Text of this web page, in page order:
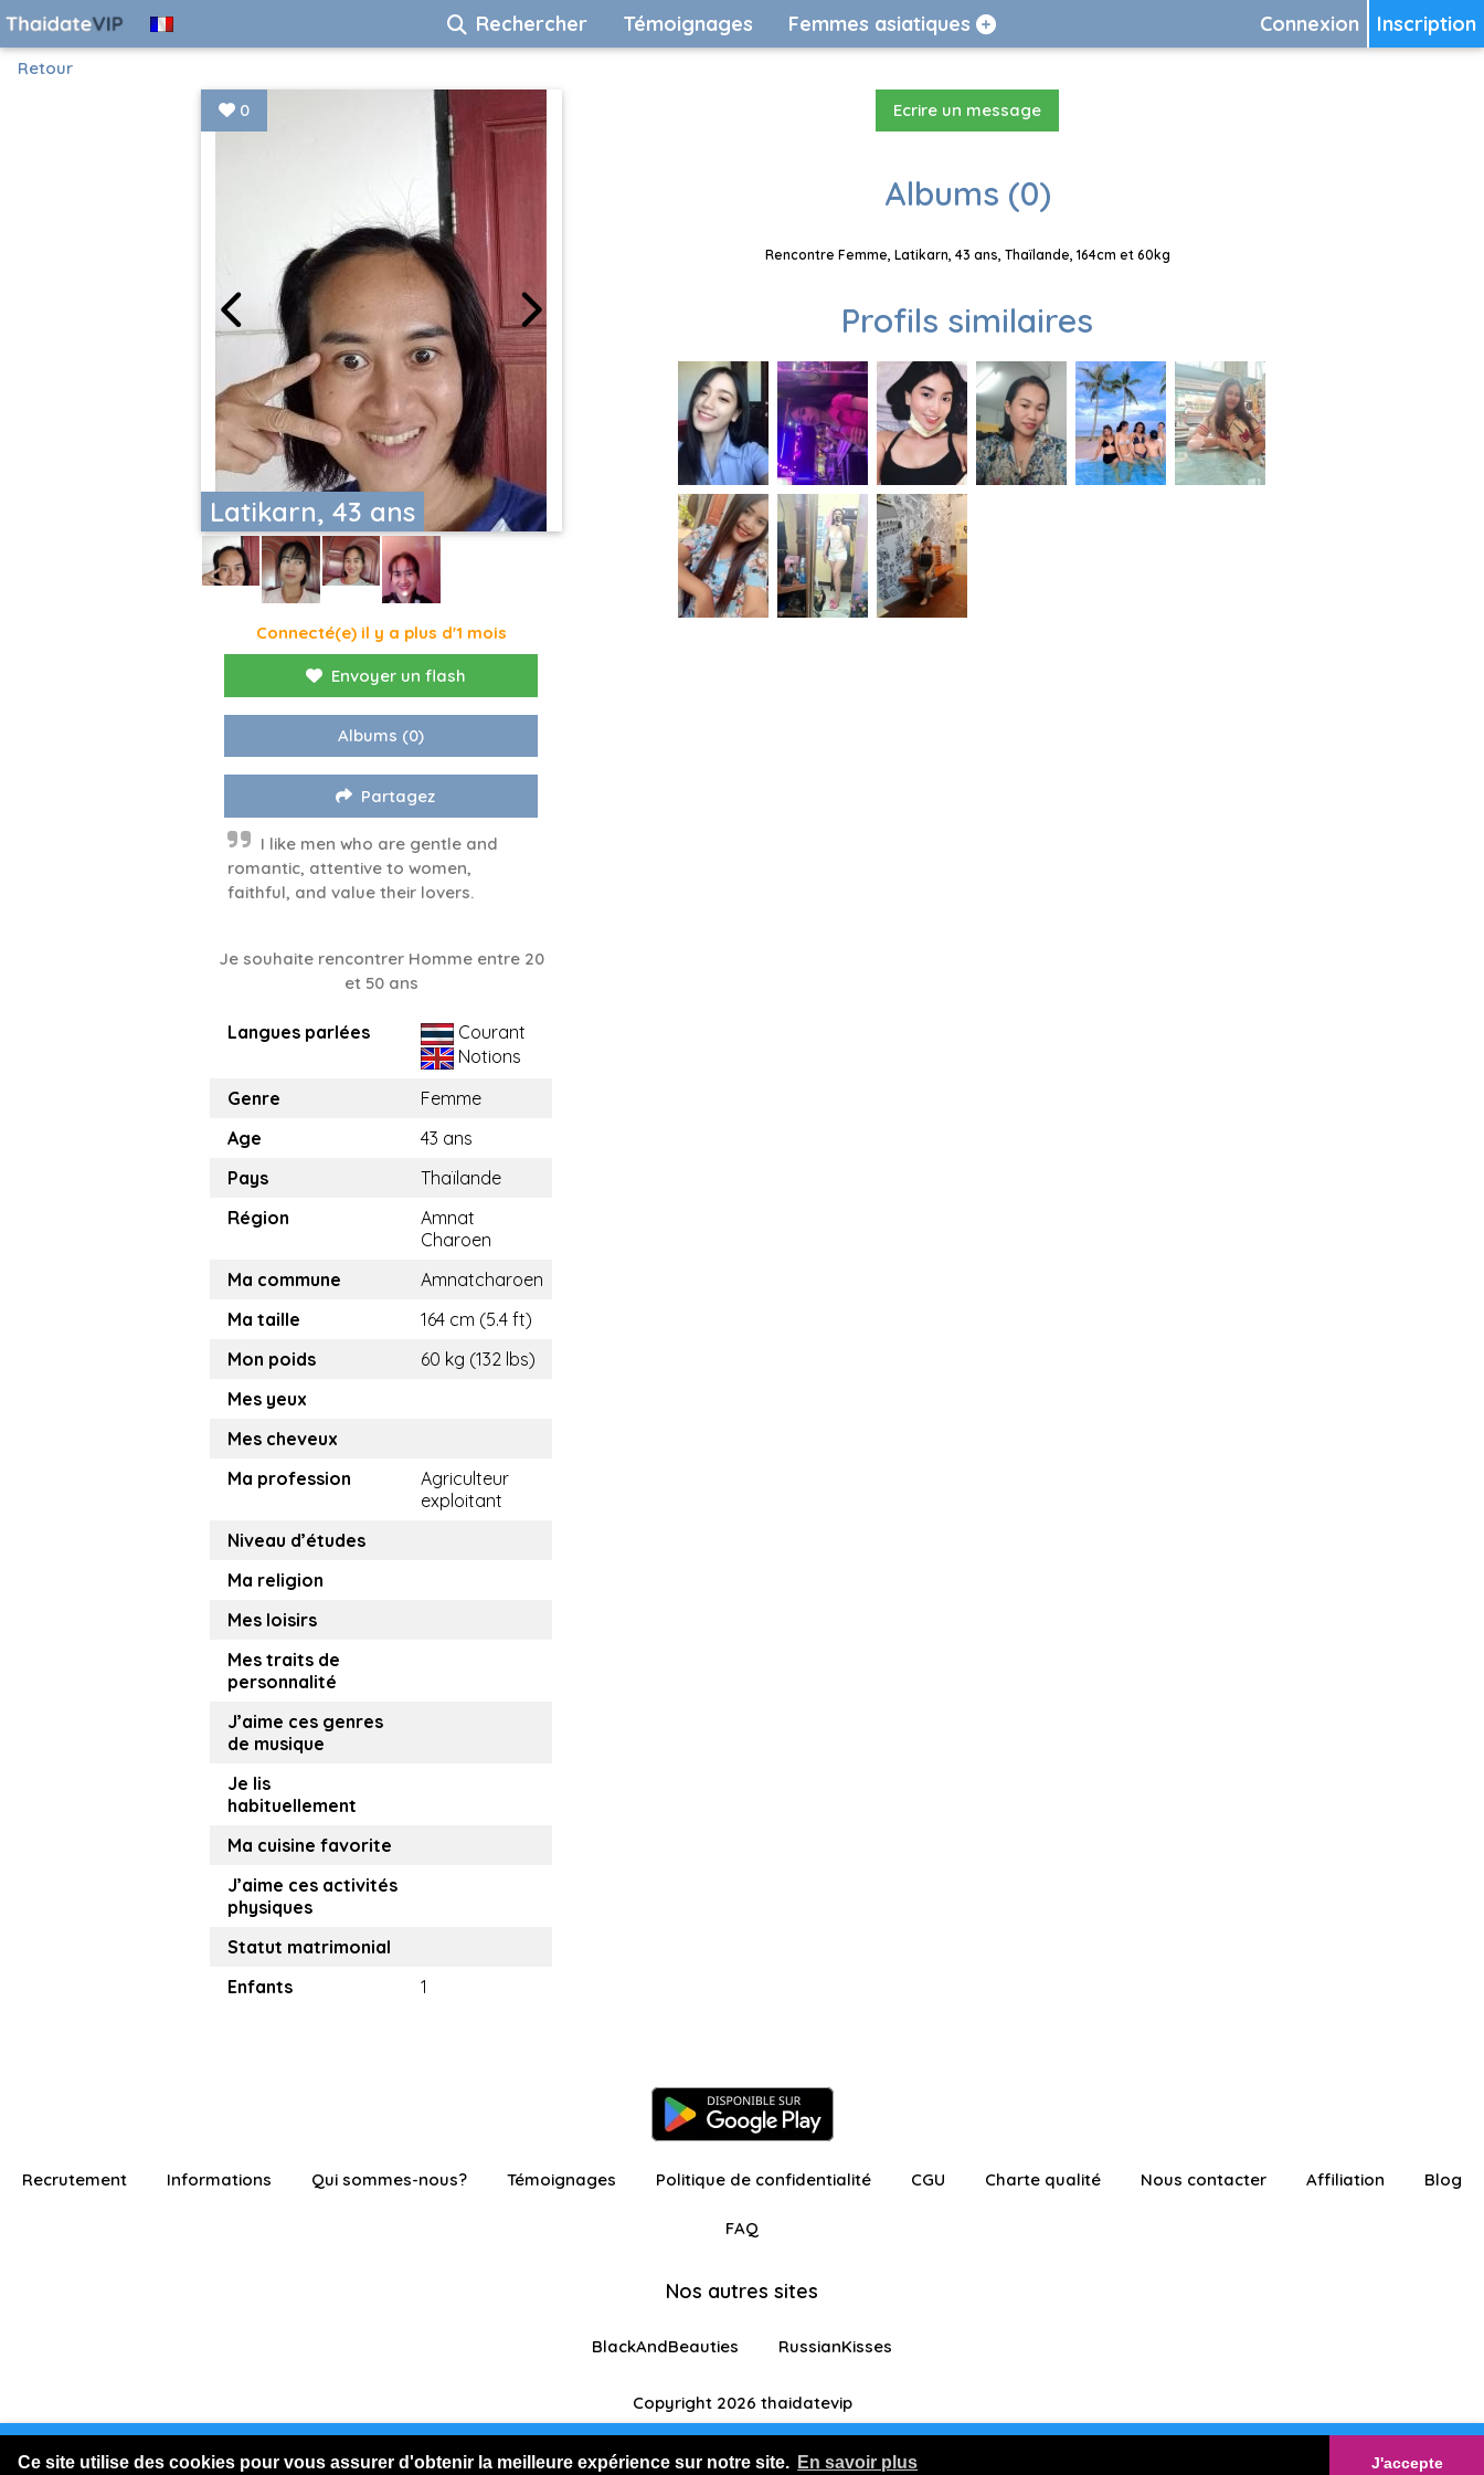
Ce site utilise des cookies pour vous assurer d'obtenir la meilleure expérience sur notre site. En savoir plus J'accepte
Vous êtes connecté en visiteur avec fonctionnalités restreintes Je m'inscris GRATUITEMENT
Inscription
Connexion
Rechercher Témoignages Femmes asiatiques
Retour
Latikarn, 43 ans
0
Connecté(e) il y a plus d'1 mois
Envoyer un flash
Albums (0)
Partagez
I like men who are gentle and
romantic, attentive to women,
faithful, and value their lovers.
Je souhaite rencontrer Homme entre 20
et 50 ans
Langues parlées
Courant
Notions
Genre
Femme
Age
43 ans
Pays
Thaïlande
Région
Amnat
Charoen
Ma commune
Amnatcharoen
Ma taille
164 cm (5.4 ft)
Mon poids
60 kg (132 lbs)
Mes yeux
Mes cheveux
Ma profession
Agriculteur
exploitant
Niveau d’études
Ma religion
Mes loisirs
Mes traits de
personnalité
J’aime ces genres
de musique
Je lis
habituellement
Ma cuisine favorite
J’aime ces activités
physiques
Statut matrimonial
Enfants
1
Ecrire un message
Albums (0)
Rencontre Femme, Latikarn, 43 ans, Thaïlande, 164cm et 60kg
Profils similaires
Recrutement Informations Qui sommes-nous? Témoignages Politique de confidentialité CGU Charte qualité Nous contacter Affiliation Blog
FAQ
Nos autres sites
BlackAndBeauties RussianKisses
Copyright 2026 thaidatevip